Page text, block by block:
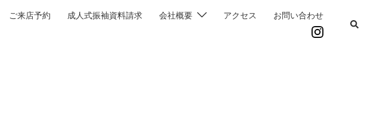
ご来店予約 成人式振袖資料請求 会社概要 アクセス お問い合わせ